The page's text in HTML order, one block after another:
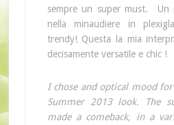
sempre un super must. Un
nella minaudiere in
trendy! Questa la mia
decisamente versatile e chic !
I chose and optical mood
Summer 2013 look. The
made a comeback, in a